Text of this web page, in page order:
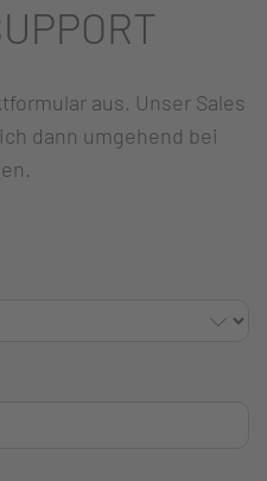
aus. Unser Sales
dann umgehend bei